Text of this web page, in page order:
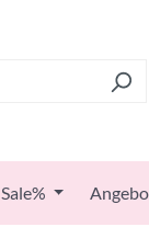
Sale%